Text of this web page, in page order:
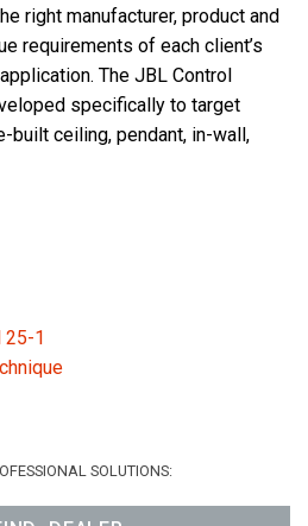
right manufacturer, product and
requirements of each client’s
The JBL Control
specifically to target
built ceiling, pendant, in-wall,
25-1
SOLUTIONS: